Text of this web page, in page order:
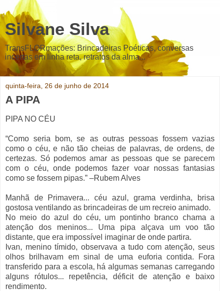
Silvane Silva
TransFLORmações: Brincadeiras Poéticas, conversas
incertas em linha reta, retratos da alma...
quinta-feira, 26 de junho de 2014
A PIPA
PIPA NO CÉU
“Como seria bom, se as outras pessoas fossem vazias
como o céu, e não tão cheias de palavras, de ordens, de
certezas. Só podemos amar as pessoas que se parecem
com o céu, onde podemos fazer voar nossas fantasias
como se fossem pipas.” –Rubem Alves
Manhã de Primavera... céu azul, grama verdinha, brisa
gostosa ventilando as brincadeiras de um recreio animado.
No meio do azul do céu, um pontinho branco chama a
atenção dos meninos... Uma pipa alçava um voo tão
distante, que era impossível imaginar de onde partira.
Ivan, menino tímido, observava a tudo com atenção, seus
olhos brilhavam em sinal de uma euforia contida. Fora
transferido para a escola, há algumas semanas carregando
alguns rótulos... repetência, déficit de atenção e baixo
rendimento.